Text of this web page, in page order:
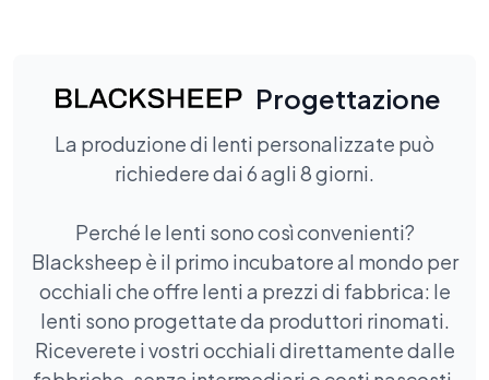
Progettazione
La produzione di lenti personalizzate può
richiedere dai 6 agli 8 giorni.
Perché le lenti sono così convenienti?
Blacksheep è il primo incubatore al mondo per
occhiali che offre lenti a prezzi di fabbrica: le
lenti sono progettate da produttori rinomati.
Riceverete i vostri occhiali direttamente dalle